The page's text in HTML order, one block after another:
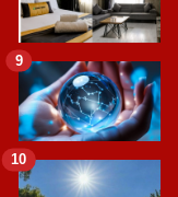
9
10